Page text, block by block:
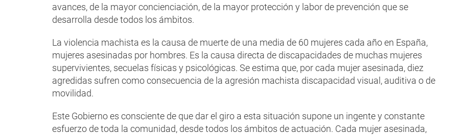
avances, de la mayor concienciación, de la mayor protección y labor de prevención que se
desarrolla desde todos los ámbitos.
La violencia machista es la causa de muerte de una media de 60 mujeres cada año en España,
mujeres asesinadas por hombres. Es la causa directa de discapacidades de muchas mujeres
supervivientes, secuelas físicas y psicológicas. Se estima que, por cada mujer asesinada, diez
agredidas sufren como consecuencia de la agresión machista discapacidad visual, auditiva o de
movilidad.
Este Gobierno es consciente de que dar el giro a esta situación supone un ingente y constante
esfuerzo de toda la comunidad, desde todos los ámbitos de actuación. Cada mujer asesinada,